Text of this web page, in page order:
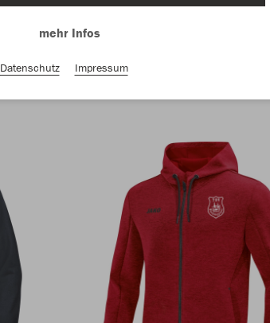
mehr Infos
Datenschutz Impressum